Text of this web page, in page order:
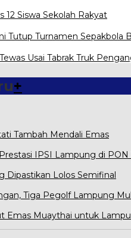
Siswa Sekolah Rakyat
Tutup Turnamen Sepakbola
Usai Tabrak Truk
+
Tambah Mendali Emas
IPSI Lampung di
Dipastikan Lolos Semifinal
Tiga Pegolf Lampung
Emas Muaythai untuk